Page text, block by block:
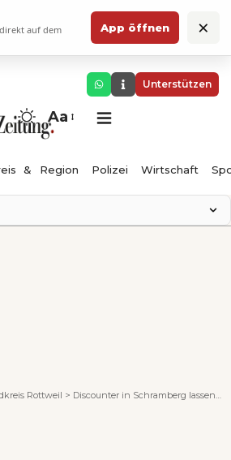
auf dem
App öffnen ×
Unterstützen
Aa
& Region Polizei Wirtschaft
Rottweil > Discounter in Schramberg lassen sich runderneuern